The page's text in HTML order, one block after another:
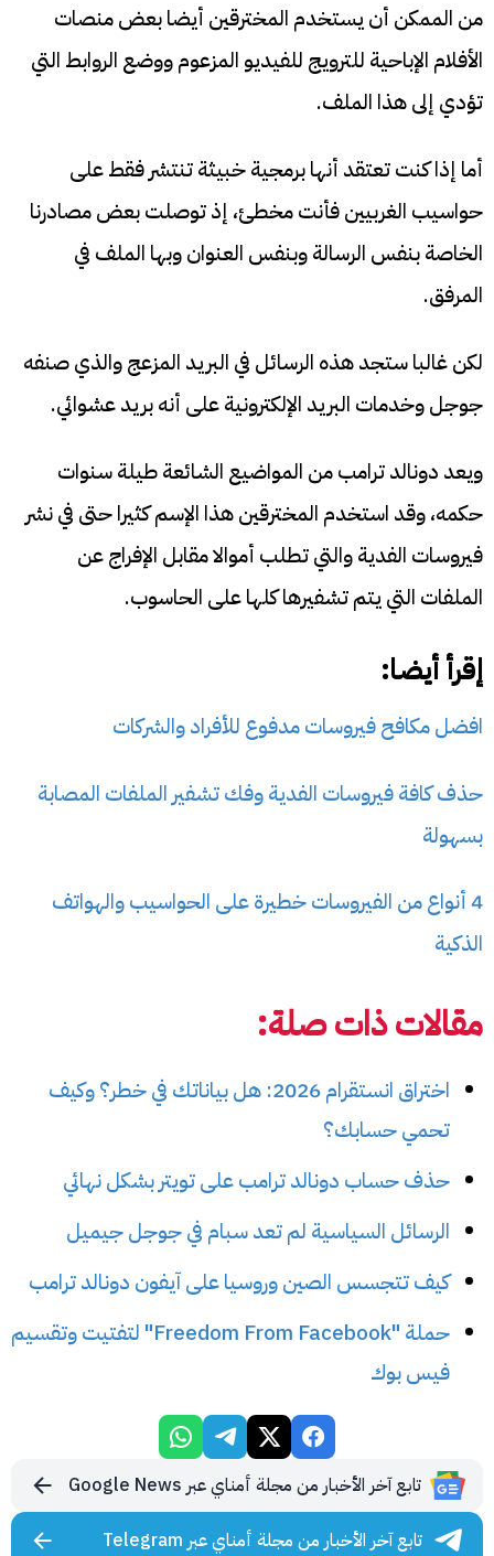
من الممكن أن يستخدم المخترقين أيضا بعض منصات
الأفلام الإباحية للترويج للفيديو المزعوم ووضع الروابط التي
تؤدي إلى هذا الملف.
أما إذا كنت تعتقد أنها برمجية خبيثة تنتشر فقط على
حواسيب الغربيين فأنت مخطئ، إذ توصلت بعض مصادرنا
الخاصة بنفس الرسالة وبنفس العنوان وبها الملف في
المرفق.
لكن غالبا ستجد هذه الرسائل في البريد المزعج والذي صنفه
جوجل وخدمات البريد الإلكترونية على أنه بريد عشوائي.
ويعد دونالد ترامب من المواضيع الشائعة طيلة سنوات
حكمه، وقد استخدم المخترقين هذا الإسم كثيرا حتى في نشر
فيروسات الفدية والتي تطلب أموالا مقابل الإفراج عن
الملفات التي يتم تشفيرها كلها على الحاسوب.
إقرأ أيضا:
افضل مكافح فيروسات مدفوع للأفراد والشركات
حذف كافة فيروسات الفدية وفك تشفير الملفات المصابة
بسهولة
4 أنواع من الفيروسات خطيرة على الحواسيب والهواتف
الذكية
مقالات ذات صلة:
اختراق انستقرام 2026: هل بياناتك في خطر؟ وكيف
تحمي حسابك؟
حذف حساب دونالد ترامب على تويتر بشكل نهائي
الرسائل السياسية لم تعد سبام في جوجل جيميل
كيف تتجسس الصين وروسيا على آيفون دونالد ترامب
حملة "Freedom From Facebook" لتفتيت وتقسيم
فيس بوك
تابع آخر الأخبار من مجلة أمناي عبر Google News
تابع آخر الأخبار من مجلة أمناي عبر Telegram